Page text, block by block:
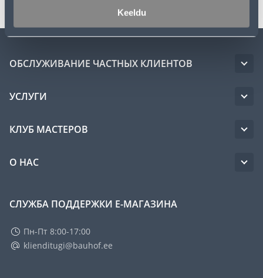
Keeldu
ОБСЛУЖИВАНИЕ ЧАСТНЫХ КЛИЕНТОВ
УСЛУГИ
КЛУБ МАСТЕРОВ
О НАС
СЛУЖБА ПОДДЕРЖКИ Е-МАГАЗИНА
Пн-Пт 8:00-17:00
klienditugi@bauhof.ee